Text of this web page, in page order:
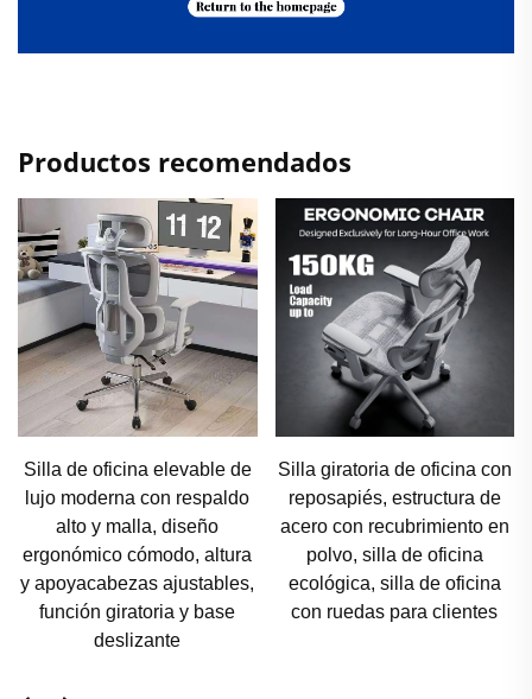
Productos recomendados
Silla giratoria de oficina con
reposapiés, estructura de
acero con recubrimiento en
polvo, silla de oficina
ecológica, silla de oficina
con ruedas para clientes
Silla de oficina ergonómica
extragrande con capacidad
de carga de 150 kg; silla
informática de asiento
ancho y altura ajustable,
con inclinación de 145°